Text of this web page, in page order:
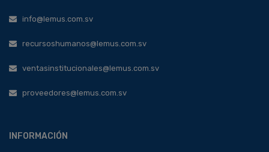
info@lemus.com.sv
recursoshumanos@lemus.com.sv
ventasinstitucionales@lemus.com.sv
proveedores@lemus.com.sv
INFORMACIÓN